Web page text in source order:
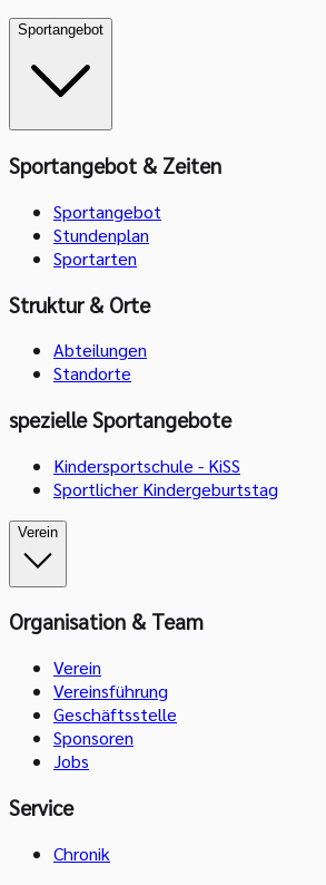
Sportangebot
Sportangebot & Zeiten
Sportangebot
Stundenplan
Sportarten
Struktur & Orte
Abteilungen
Standorte
spezielle Sportangebote
Kindersportschule - KiSS
Sportlicher Kindergeburtstag
Verein
Organisation & Team
Verein
Vereinsführung
Geschäftsstelle
Sponsoren
Jobs
Service
Chronik